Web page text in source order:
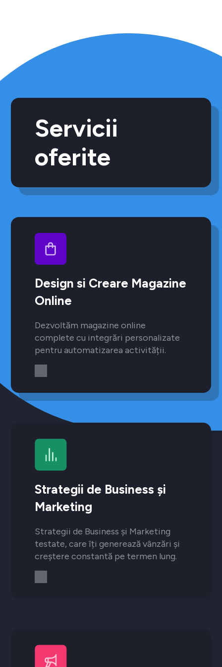
Servicii
oferite
Design si Creare Magazine
Online
Dezvoltăm magazine online
complete cu integrări personalizate
pentru automatizarea activității.
Strategii de Business și
Marketing
Strategii de Business și Marketing
testate, care îți generează vânzări și
creștere constantă pe termen lung.